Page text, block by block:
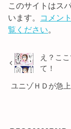
このサイトはス
います。 コメン
覧ください。
え？こ
て！
ユニゾＨＤが急